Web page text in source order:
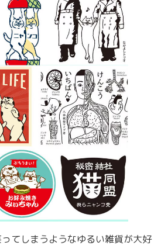
てしまうようなゆるい雑貨が大好